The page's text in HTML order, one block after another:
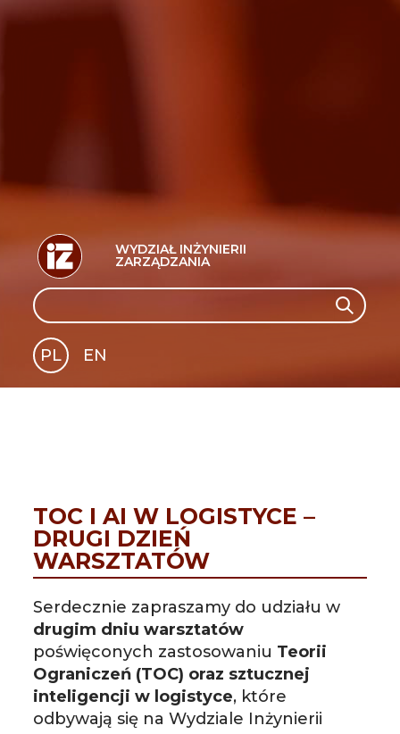
WYDZIAŁ INŻYNIERII
ZARZĄDZANIA
Search Search
PL
EN
TOC I AI W LOGISTYCE –
DRUGI DZIEŃ
WARSZTATÓW
Serdecznie zapraszamy do udziału w
drugim dniu warsztatów
poświęconych zastosowaniu Teorii
Ograniczeń (TOC) oraz sztucznej
inteligencji w logistyce, które
odbywają się na Wydziale Inżynierii